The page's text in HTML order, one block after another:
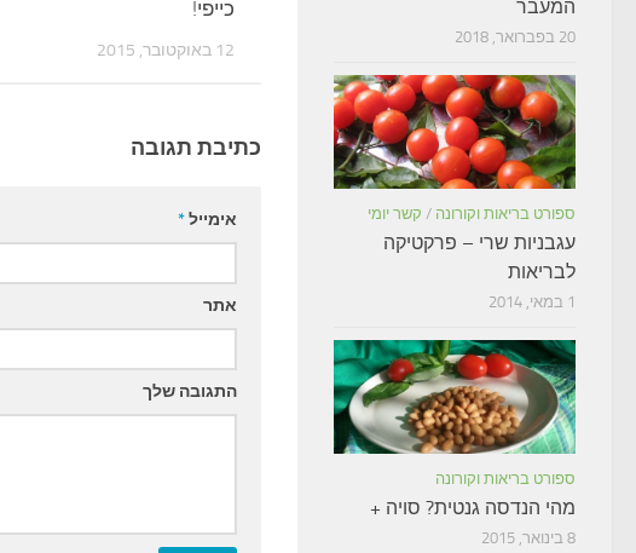
כייפי!
12 באוקטובר, 2015
כתיבת תגובה
אימייל*
אתר
התגובה שלך
המעבר
20 בפברואר, 2018
ספורט בריאות וקורונה / קשר יומי
עגבניות שרי – פרקטיקה
לבריאות
1 במאי, 2014
ספורט בריאות וקורונה
מהי הנדסה גנטית? סויה +
8 בינואר, 2015